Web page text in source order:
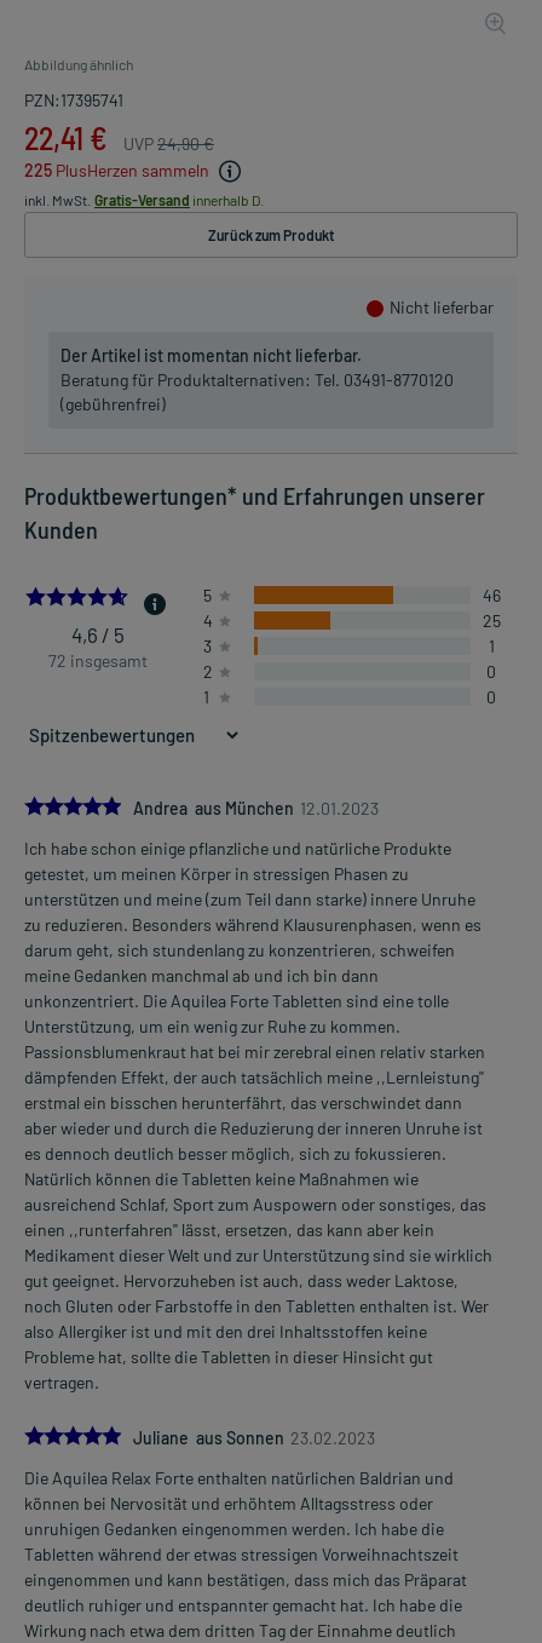
Abbildung ähnlich
PZN:17395741
22,41 € UVP24,90 €
225 PlusHerzen sammeln
inkl. MwSt. Gratis-Versand innerhalb D.
Zurück zum Produkt
Nicht lieferbar
Der Artikel ist momentan nicht lieferbar.
Beratung für Produktalternativen: Tel. 03491-8770120
(gebührenfrei)
Produktbewertungen* und Erfahrungen unserer
Kunden
4.625
4,6 / 5
72 insgesamt
5
46
4
25
3
1
2
0
1
0
5.0Andrea aus München 12.01.2023
Ich habe schon einige pflanzliche und natürliche Produkte
getestet, um meinen Körper in stressigen Phasen zu
unterstützen und meine (zum Teil dann starke) innere Unruhe
zu reduzieren. Besonders während Klausurenphasen, wenn es
darum geht, sich stundenlang zu konzentrieren, schweifen
meine Gedanken manchmal ab und ich bin dann
unkonzentriert. Die Aquilea Forte Tabletten sind eine tolle
Unterstützung, um ein wenig zur Ruhe zu kommen.
Passionsblumenkraut hat bei mir zerebral einen relativ starken
dämpfenden Effekt, der auch tatsächlich meine ,,Lernleistung''
erstmal ein bisschen herunterfährt, das verschwindet dann
aber wieder und durch die Reduzierung der inneren Unruhe ist
es dennoch deutlich besser möglich, sich zu fokussieren.
Natürlich können die Tabletten keine Maßnahmen wie
ausreichend Schlaf, Sport zum Auspowern oder sonstiges, das
einen ,,runterfahren'' lässt, ersetzen, das kann aber kein
Medikament dieser Welt und zur Unterstützung sind sie wirklich
gut geeignet. Hervorzuheben ist auch, dass weder Laktose,
noch Gluten oder Farbstoffe in den Tabletten enthalten ist. Wer
also Allergiker ist und mit den drei Inhaltsstoffen keine
Probleme hat, sollte die Tabletten in dieser Hinsicht gut
vertragen.
5.0
Juliane aus Sonnen 23.02.2023
Die Aquilea Relax Forte enthalten natürlichen Baldrian und
können bei Nervosität und erhöhtem Alltagsstress oder
unruhigen Gedanken eingenommen werden. Ich habe die
Tabletten während der etwas stressigen Vorweihnachtszeit
eingenommen und kann bestätigen, dass mich das Präparat
deutlich ruhiger und entspannter gemacht hat. Ich habe die
Wirkung nach etwa dem dritten Tag der Einnahme deutlich